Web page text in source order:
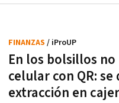
En los bolsillos
celular con QR:
extracción en
FINANZAS / iProUP